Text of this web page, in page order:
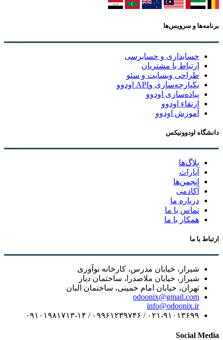
برنامه‌ها و سرویس‌ها
حسابداری و حسابرسی
ارتباط با مشتریان
طراحی وبسایت و سئو
یکپارچه‌سازی وAPI اودوو
پیاده‌سازی اودوو
ارتقاء اودوو
آموزش اودوو
دانشگاه اودوونیکس
بلاگ‌ها
آپارات
انجمن‌ها
آکادمی
درباره ما
تماس با ما
همکار با ما
ارتباط با ما
شیراز، خیابان مدرس، کارخانه نوآوری
شیراز، خیابان ملاصدرا، ساختمان دیار
تهران، خیابان امام خمینی، ساختمان البان
odoonix@gmail.com
info@odoonix.ir
۰۲۱-۹۱۰۱۳۶۹۹ / ۰۹۹۶۱۲۳۹۷۴۶ / ۰۹۱۰۱۹۸۱۷۱۳-۱۴
Social Media